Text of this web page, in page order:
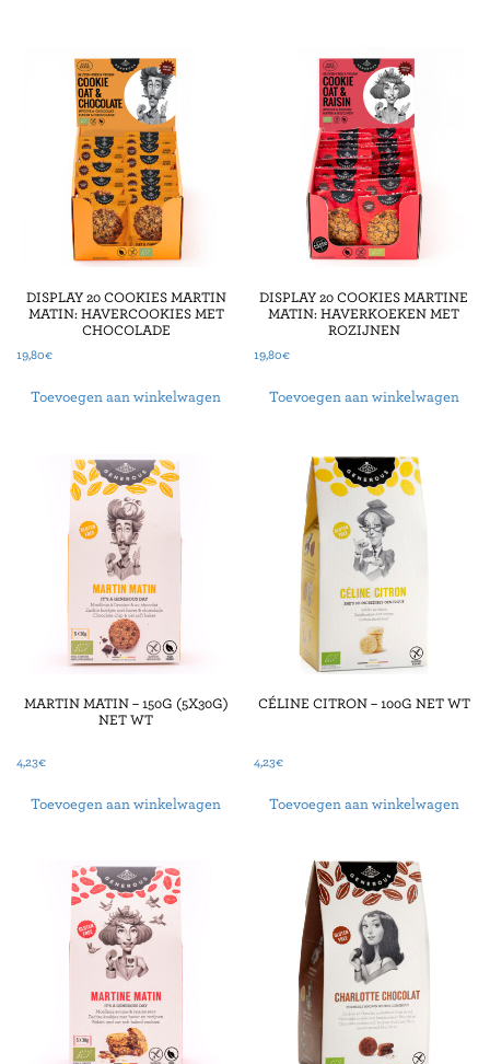
DISPLAY 20 COOKIES MARTIN
MATIN: HAVERCOOKIES MET
CHOCOLADE
19,80€
Toevoegen aan winkelwagen
DISPLAY 20 COOKIES MARTINE
MATIN: HAVERKOEKEN MET
ROZIJNEN
19,80€
Toevoegen aan winkelwagen
MARTIN MATIN – 150G (5X30G)
NET WT
4,23€
Toevoegen aan winkelwagen
CÉLINE CITRON – 100G NET WT
4,23€
Toevoegen aan winkelwagen